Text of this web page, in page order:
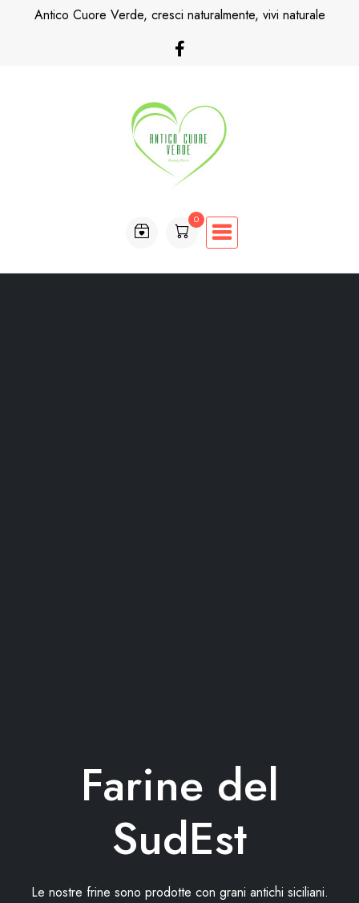
Antico Cuore Verde, cresci naturalmente, vivi naturale
0
Farine del
SudEst
Le nostre frine sono prodotte con grani antichi siciliani.